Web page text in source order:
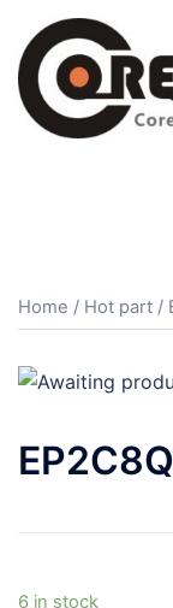
Home / Hot part /
6 in stock